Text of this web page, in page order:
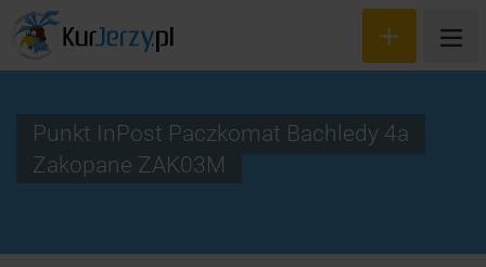
Punkt InPost Paczkomat Bachledy 4a
Zakopane ZAK03M